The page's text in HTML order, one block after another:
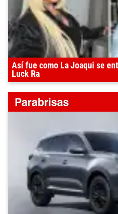
Así fue como La Joaqui se
Luck Ra